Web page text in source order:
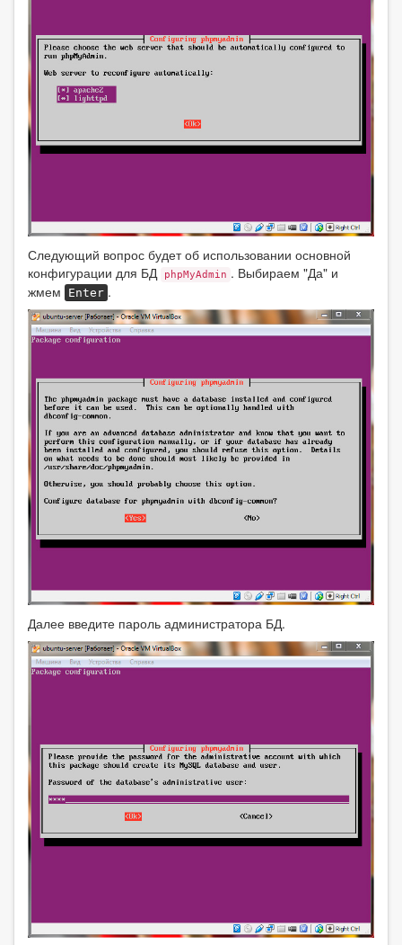
Следующий вопрос будет об использовании основной
конфигурации для БД
phpMyAdmin . Выбираем "Да" и
жмем
Enter .
Далее введите пароль администратора БД.